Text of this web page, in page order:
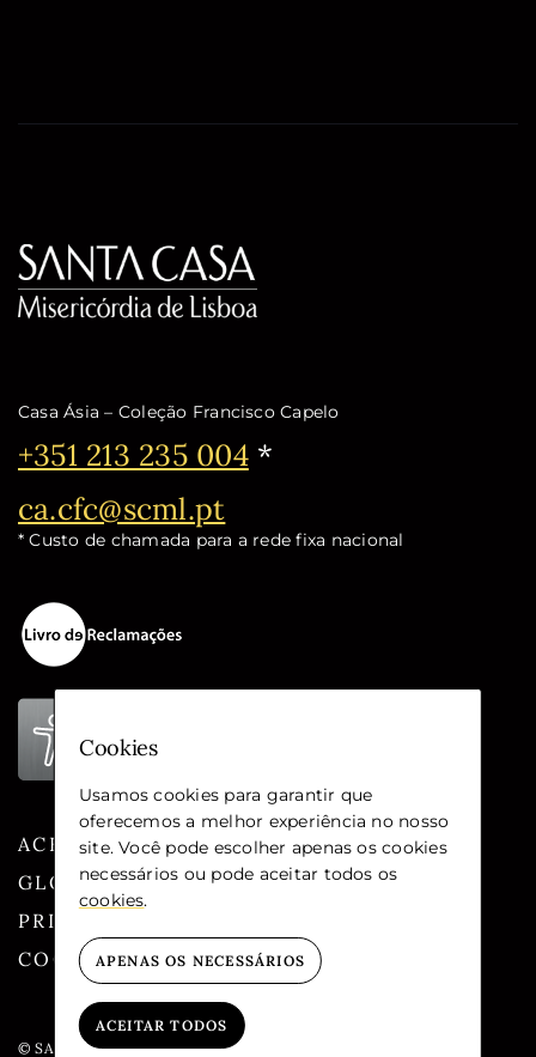
Casa Ásia – Coleção Francisco Capelo
Telefone:
+351 213 235 004*
Email:
ca.cfc@scml.pt
* Custo de chamada para a rede fixa nacional
ACESSIBILIDADE
GLOSSÁRIO
PRIVACIDADE
COOKIES
© SANTA CASA DA MISERICÓRDIA DE LISBOA
Cookies
Usamos cookies para garantir que
oferecemos a melhor experiência no nosso
site. Você pode escolher apenas os cookies
necessários ou pode aceitar todos os
cookies.
APENAS OS NECESSÁRIOS
ACEITAR TODOS